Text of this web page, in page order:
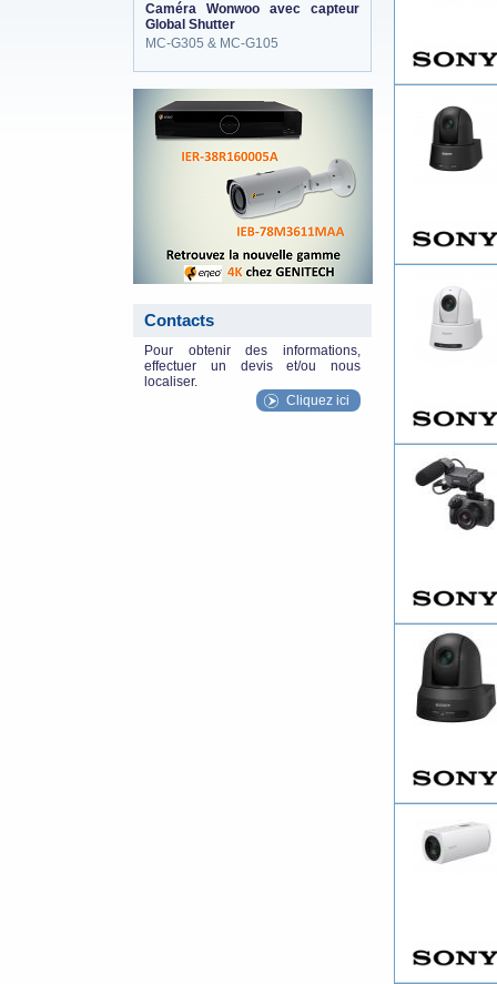
Caméra Wonwoo avec capteur
Global Shutter
MC-G305 & MC-G105
Contacts
Pour obtenir des informations,
effectuer un devis et/ou nous
localiser.
Cliquez ici